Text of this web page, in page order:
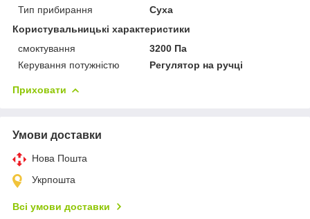
Тип прибирання
Суха
Користувальницькі характеристики
смоктування
3200 Па
Керування потужністю
Регулятор на ручці
Приховати
Умови доставки
Нова Пошта
Укрпошта
Всі умови доставки